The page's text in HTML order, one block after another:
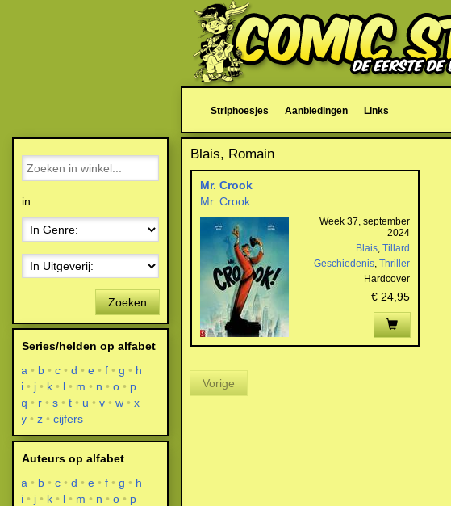
Striphoesjes Aanbiedingen Links
Blais, Romain
Mr. Crook
Mr. Crook
Week 37, september
2024
Blais, Tillard
Geschiedenis, Thriller
Hardcover
€ 24,95
Vorige
in:
Zoeken
Series/helden op alfabet
a
b c d e f g
h
i
j k l m n o
p
q
r s t u v w
x
y
z cijfers
Auteurs op alfabet
a
b c d e f g
h
i
j k l m n o
p